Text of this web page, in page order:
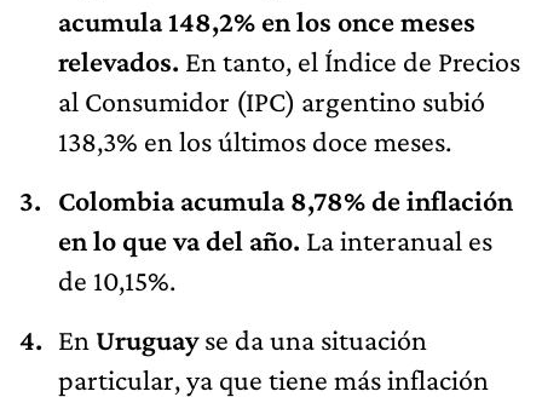
acumula 148,2% en los once meses
relevados. En tanto, el Índice de Precios
al Consumidor (IPC) argentino subió
138,3% en los últimos doce meses.
Colombia acumula 8,78% de inflación
en lo que va del año. La interanual es
de 10,15%.
En Uruguayse da una situación
particular, ya que tiene más inflación